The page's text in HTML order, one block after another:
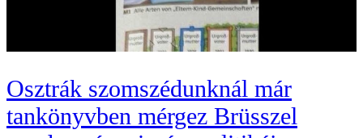
Osztrák szomszédunknál már
tankönyvben mérgez Brüsszel